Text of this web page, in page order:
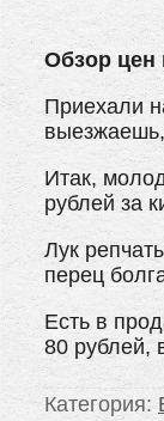
Обзор цен
Приехали
Итак,
рублей за
Лук
перец
Есть в
80 рублей,
Категория: